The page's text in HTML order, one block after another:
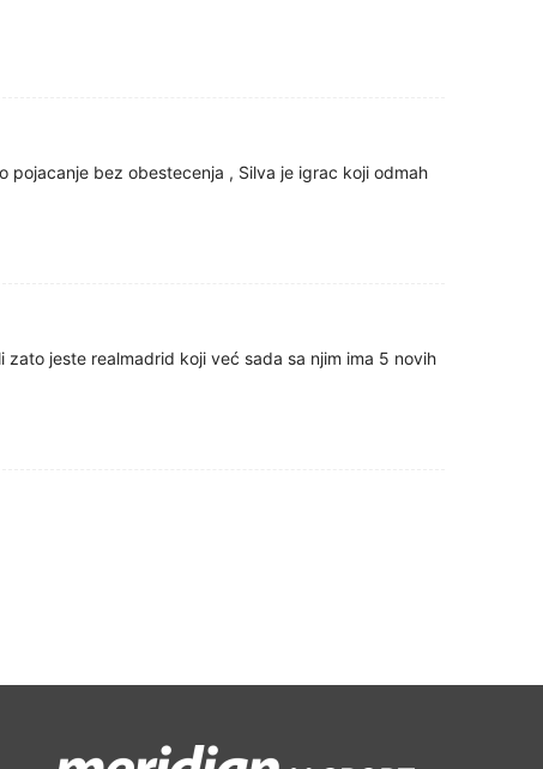
pojacanje bez obestecenja , Silva je igrac koji odmah
jeste realmadrid koji već sada sa njim ima 5 novih